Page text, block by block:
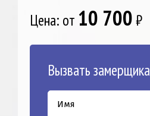
Цена: от 10 700₽
Вызвать замерщика